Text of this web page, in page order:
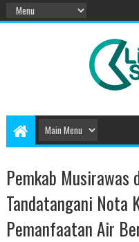
Pemkab Musirawas
Tandatangani Nota
Pemanfaatan Air